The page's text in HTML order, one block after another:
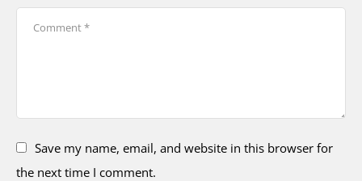
Save my name, email, and website in this browser for
the next time I comment.